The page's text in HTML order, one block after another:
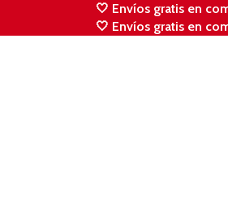
🤍 Envíos gratis en
🤍 Envíos gratis en